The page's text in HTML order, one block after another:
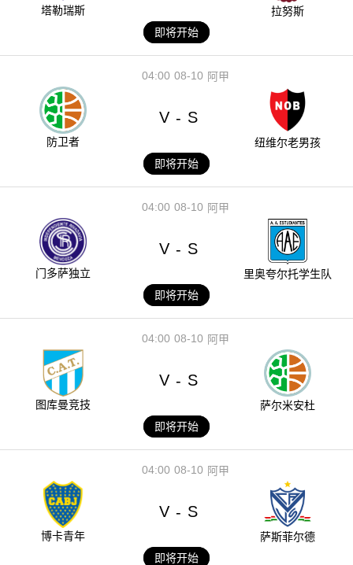
塔勒瑞斯
拉努斯
即将开始
08-10
04:00 阿甲
防卫者
V - S
纽维尔老男孩
即将开始
08-10
04:00 阿甲
门多萨独立
V - S
里奥夸尔托学生队
即将开始
08-10
04:00 阿甲
图库曼竞技
V - S
萨尔米安杜
即将开始
08-10
04:00 阿甲
博卡青年
V - S
萨斯菲尔德
即将开始